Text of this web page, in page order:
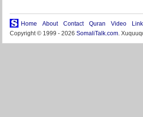
Home About Contact Quran Video
Copyright © 1999 - 2026 SomaliTalk.com.